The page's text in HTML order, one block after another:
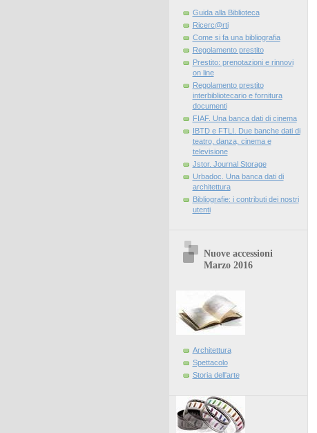
Guida alla Biblioteca
Ricerc@rti
Come si fa una bibliografia
Regolamento prestito
Prestito: prenotazioni e rinnovi
on line
Regolamento prestito
interbibliotecario e fornitura
documenti
FIAF. Una banca dati di cinema
IBTD e FTLI. Due banche dati di
teatro, danza, cinema e
televisione
Jstor. Journal Storage
Urbadoc. Una banca dati di
architettura
Bibliografie: i contributi dei nostri
utenti
Nuove accessioni
Marzo 2016
Architettura
Spettacolo
Storia dell'arte